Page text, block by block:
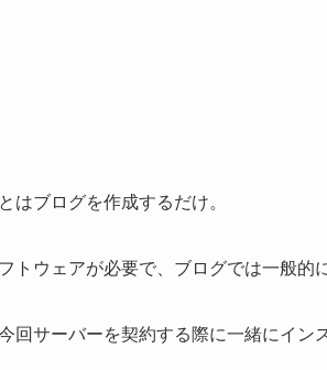
はブログを作成するだけ。
トウェアが必要で、ブログでは一般的
回サーバーを契約する際に一緒にイン